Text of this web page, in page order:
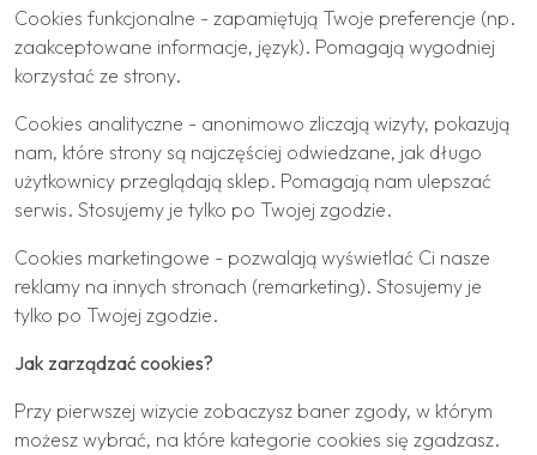
Cookies funkcjonalne - zapamiętują Twoje preferencje (np.
zaakceptowane informacje, język). Pomagają wygodniej
korzystać ze strony.
Cookies analityczne - anonimowo zliczają wizyty, pokazują
nam, które strony są najczęściej odwiedzane, jak długo
użytkownicy przeglądają sklep. Pomagają nam ulepszać
serwis. Stosujemy je tylko po Twojej zgodzie.
Cookies marketingowe - pozwalają wyświetlać Ci nasze
reklamy na innych stronach (remarketing). Stosujemy je
tylko po Twojej zgodzie.
Jak zarządzać cookies?
Przy pierwszej wizycie zobaczysz baner zgody, w którym
możesz wybrać, na które kategorie cookies się zgadzasz.